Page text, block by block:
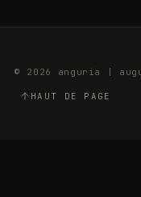
© 2026 anguria |
HAUT DE PAGE